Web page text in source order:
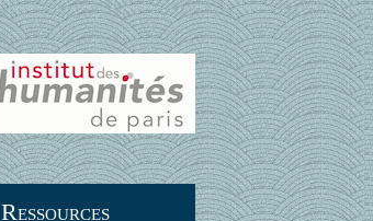
Ressources